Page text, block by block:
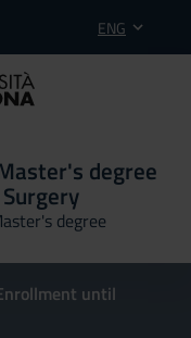
ENG
degree
degree
until